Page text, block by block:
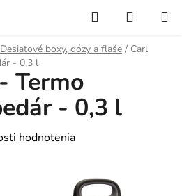
Hľadať
KOŠÍK
Desiatové boxy, dózy a fľaše / Carl
- 0,3 l
Termo
- 0,3 l
hodnotenia